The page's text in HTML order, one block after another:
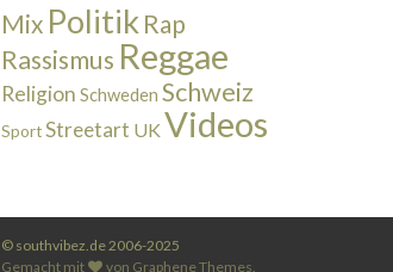
Mix Politik Rap
Rassismus Reggae
Religion Schweden Schweiz
SportStreetart UKVideos
© southvibez.de 2006-2025
Gemacht mit
von Graphene Themes.